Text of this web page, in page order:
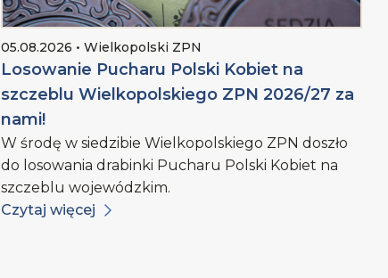
05.08.2026 • Wielkopolski ZPN
Losowanie Pucharu Polski Kobiet na
szczeblu Wielkopolskiego ZPN 2026/27 za
nami!
W środę w siedzibie Wielkopolskiego ZPN doszło
do losowania drabinki Pucharu Polski Kobiet na
szczeblu wojewódzkim.
Czytaj więcej